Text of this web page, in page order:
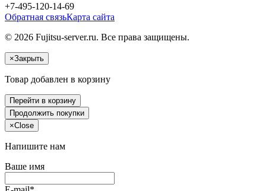
+7-495-120-14-69
Обратная связьКарта сайта
© 2026 Fujitsu-server.ru. Все права защищены.
×Закрыть
Товар добавлен в корзину
Перейти в корзину
Продолжить покупки
×Close
Напишите нам
Ваше имя